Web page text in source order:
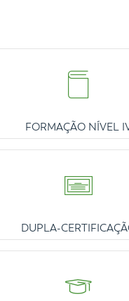
FORMAÇÃO NÍVEL
DUPLA-